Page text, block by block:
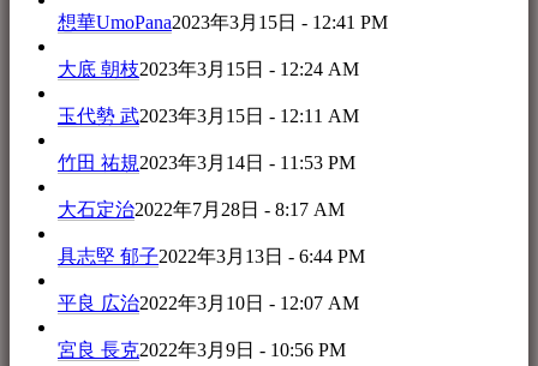
想華UmoPana2023年3月15日 - 12:41 PM
大底 朝枝2023年3月15日 - 12:24 AM
玉代勢 武2023年3月15日 - 12:11 AM
竹田 祐規2023年3月14日 - 11:53 PM
大石定治2022年7月28日 - 8:17 AM
具志堅 郁子2022年3月13日 - 6:44 PM
平良 広治2022年3月10日 - 12:07 AM
宮良 長克2022年3月9日 - 10:56 PM